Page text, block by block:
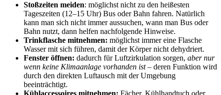
Stoßzeiten meiden: möglichst nicht zu den heißesten
Tageszeiten (12–15 Uhr) Bus oder Bahn fahren. Natürlich
kann man sich nicht immer aussuchen, wann man Bus oder
Bahn nutzt, dann helfen nachfolgende Hinweise.
Trinkflasche mitnehmen: möglichst immer eine Flasche
Wasser mit sich führen, damit der Körper nicht dehydriert.
Fenster öffnen: dadurch für Luftzirkulation sorgen, aber nur
wenn keine Klimaanlage vorhanden ist– deren Funktion wird
durch den direkten Luftausch mit der Umgebung
beeinträchtigt.